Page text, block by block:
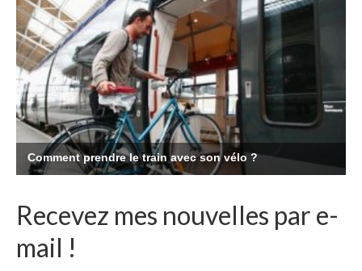
Recevez mes nouvelles par e-
mail !